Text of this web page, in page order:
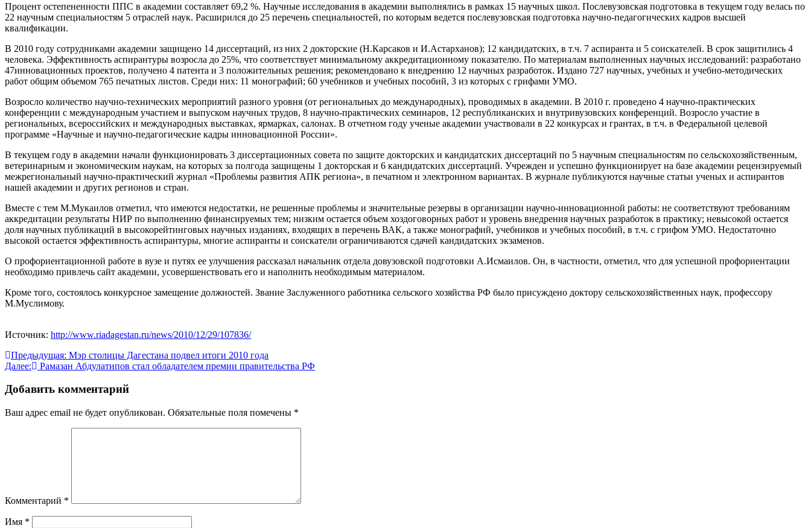
Процент остепененности ППС в академии составляет 69,2 %. Научные исследования в академии выполнялись в рамках 15 научных школ. Послевузовская подготовка в текущем году велась по
22 научным специальностям 5 отраслей наук. Расширился до 25 перечень специальностей, по которым ведется послевузовская подготовка научно-педагогических кадров высшей
квалификации.
В 2010 году сотрудниками академии защищено 14 диссертаций, из них 2 докторские (Н.Карсаков и И.Астарханов); 12 кандидатских, в т.ч. 7 аспиранта и 5 соискателей. В срок защитились 4
человека. Эффективность аспирантуры возросла до 25%, что соответствует минимальному аккредитационному показателю. По материалам выполненных научных исследований: разработано
47инновационных проектов, получено 4 патента и 3 положительных решения; рекомендовано к внедрению 12 научных разработок. Издано 727 научных, учебных и учебно-методических
работ общим объемом 765 печатных листов. Среди них: 11 монографий; 60 учебников и учебных пособий, 3 из которых с грифами УМО.
Возросло количество научно-технических мероприятий разного уровня (от региональных до международных), проводимых в академии. В 2010 г. проведено 4 научно-практических
конференции с международным участием и выпуском научных трудов, 8 научно-практических семинаров, 12 республиканских и внутривузовских конференций. Возросло участие в
региональных, всероссийских и международных выставках, ярмарках, салонах. В отчетном году ученые академии участвовали в 22 конкурсах и грантах, в т.ч. в Федеральной целевой
программе «Научные и научно-педагогические кадры инновационной России».
В текущем году в академии начали функционировать 3 диссертационных совета по защите докторских и кандидатских диссертаций по 5 научным специальностям по сельскохозяйственным,
ветеринарным и экономическим наукам, на которых за полгода защищены 1 докторская и 6 кандидатских диссертаций. Учрежден и успешно функционирует на базе академии рецензируемый
межрегиональный научно-практический журнал «Проблемы развития АПК региона», в печатном и электронном вариантах. В журнале публикуются научные статьи ученых и аспирантов
нашей академии и других регионов и стран.
Вместе с тем М.Мукаилов отметил, что имеются недостатки, не решенные проблемы и значительные резервы в организации научно-инновационной работы: не соответствуют требованиям
аккредитации результаты НИР по выполнению финансируемых тем; низким остается объем хоздоговорных работ и уровень внедрения научных разработок в практику; невысокой остается
доля научных публикаций в высокорейтинговых научных изданиях, входящих в перечень ВАК, а также монографий, учебников и учебных пособий, в т.ч. с грифом УМО. Недостаточно
высокой остается эффективность аспирантуры, многие аспиранты и соискатели ограничиваются сдачей кандидатских экзаменов.
О профориентационной работе в вузе и путях ее улучшения рассказал начальник отдела довузовской подготовки А.Исмаилов. Он, в частности, отметил, что для успешной профориентации
необходимо привлечь сайт академии, усовершенствовать его и наполнить необходимым материалом.
Кроме того, состоялось конкурсное замещение должностей. Звание Заслуженного работника сельского хозяйства РФ было присуждено доктору сельскохозяйственных наук, профессору
М.Муслимову.
Источник: http://www.riadagestan.ru/news/2010/12/29/107836/
Навигация
по
записям
Предыдущая: Мэр столицы Дагестана подвел итоги 2010 года
Далее:
Рамазан Абдулатипов стал обладателем премии правительства РФ
Добавить комментарий
Ваш адрес email не будет опубликован. Обязательные поля помечены *
Комментарий *
Имя *